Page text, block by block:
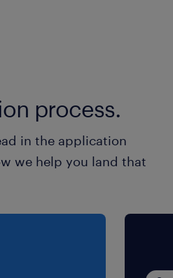
8時間00分・休憩60分）
8時間00分・休憩60分）
process.
in the application
we help you land that